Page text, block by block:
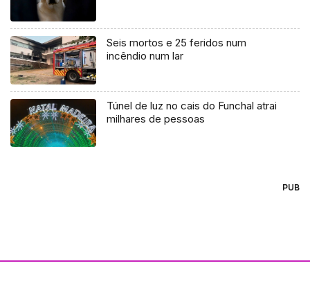
Seis mortos e 25 feridos num
incêndio num lar
Túnel de luz no cais do Funchal atrai
milhares de pessoas
PUB